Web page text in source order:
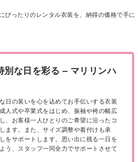
ぴったりのレンタル衣装を、納得の価格で手に
別な日を彩る – マリリンハ
日の装いを心を込めてお手伝いする衣装
人式や卒業式をはじめ、振袖や袴の幅広
、お客様一人ひとりのご希望に沿ったコ
ます。また、サイズ調整や着付けも承
をサポートします。思い出に残る一日を
う、スタッフ一同全力でサポートさせて